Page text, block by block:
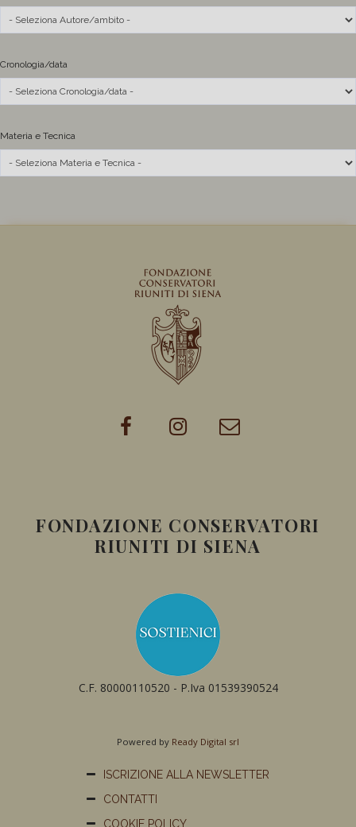
Cronologia/data
Materia e Tecnica
FONDAZIONE CONSERVATORI
RIUNITI DI SIENA
C.F. 80000110520 - P.Iva 01539390524
Powered by Ready Digital srl
ISCRIZIONE ALLA NEWSLETTER
CONTATTI
COOKIE POLICY